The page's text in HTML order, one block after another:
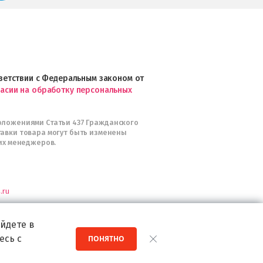
в
Telegram
с Федеральным законом от
на обработку персональных
Статьи 437 Гражданского
товара могут быть изменены
менеджеров.
в
с
ПОНЯТНО